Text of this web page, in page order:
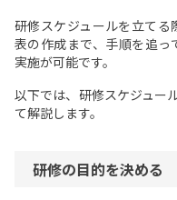
研修スケジュールを立て
表の作成まで、手順を追
実施が可能です。
以下では、研修スケジュー
て解説します。
研修の目的を決める